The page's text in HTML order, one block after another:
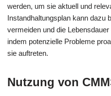
werden, um sie aktuell und
Instandhaltungsplan kann dazu
vermeiden und die
indem potenzielle Probleme
sie auftreten.
Nutzung von